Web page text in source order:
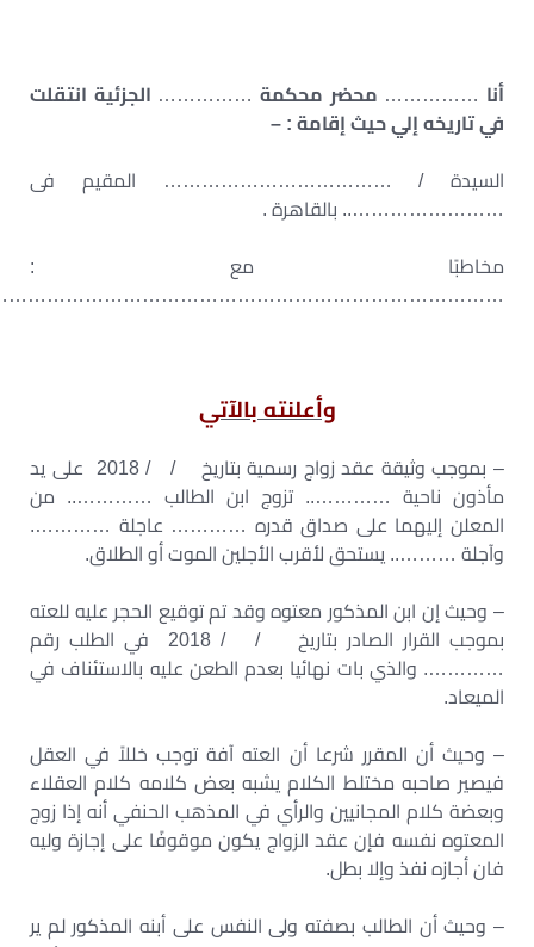
أنا …………… محضر محكمة …………… الجزئية انتقلت
في تاريخه إلي حيث إقامة : –
السيدة / ……………………………… المقيم فى
…………………….. بالقاهرة .
مخاطبًا مع :
وأعلنته بالآتي
– بموجب وثيقة عقد زواج رسمية بتاريخ / / 2018 على يد
مأذون ناحية ………….. تزوج ابن الطالب ………….. من
المعلن إليهما على صداق قدره ………… عاجلة ………….
وآجلة ……….. يستحق لأقرب الأجلين الموت أو الطلاق.
– وحيث إن ابن المذكور معتوه وقد تم توقيع الحجر عليه للعته
بموجب القرار الصادر بتاريخ / / 2018 في الطلب رقم
…………. والذي بات نهائيا بعدم الطعن عليه بالاستئناف في
الميعاد.
– وحيث أن المقرر شرعا أن العته آفة توجب خللاً في العقل
فيصير صاحبه مختلط الكلام يشبه بعض كلامه كلام العقلاء
وبعضة كلام المجانيين والرأي في المذهب الحنفي أنه إذا زوج
المعتوه نفسه فإن عقد الزواج يكون موقوفًا على إجازة وليه
فان أجازه نفذ وإلا بطل.
– وحيث أن الطالب بصفته ولى النفس على أبنه المذكور لم ير